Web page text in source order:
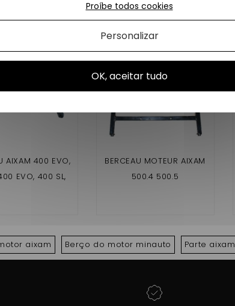
na mesma categoria:
AIXAM 400 EVO,
EVO, 400 SL,
BERCEAU MOTEUR AIXAM
500.4 500.5
aixam Berço do motor minauto Parte aixam
OK, aceitar tudo
Proíbe todos cookies
Personalizar